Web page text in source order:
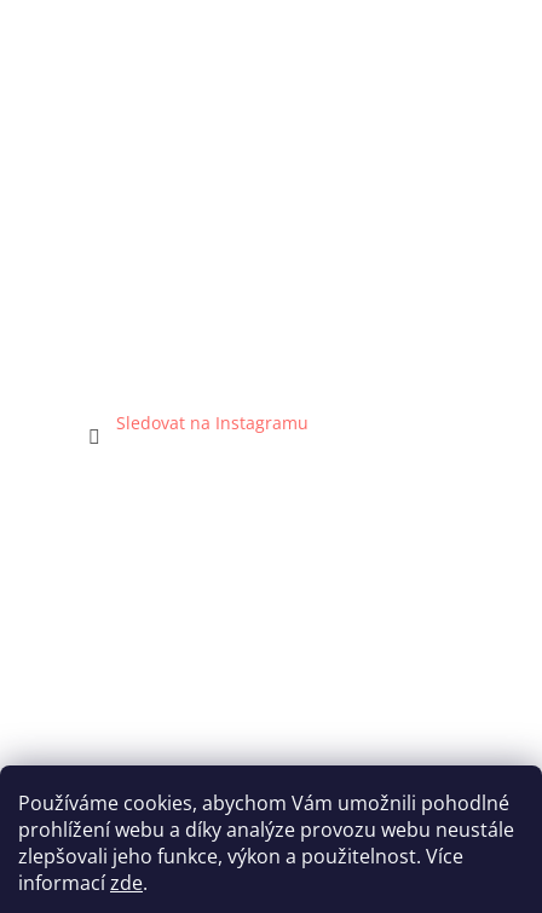
Používáme cookies, abychom Vám umožnili pohodlné
prohlížení webu a díky analýze provozu webu neustále
zlepšovali jeho funkce, výkon a použitelnost. Více
informacízde.
Sledovat na Instagramu
Katka Hromasová Foto